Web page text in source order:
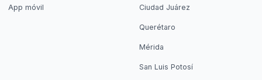
App móvil Ciudad Juárez
Querétaro
Mérida
San Luis Potosí